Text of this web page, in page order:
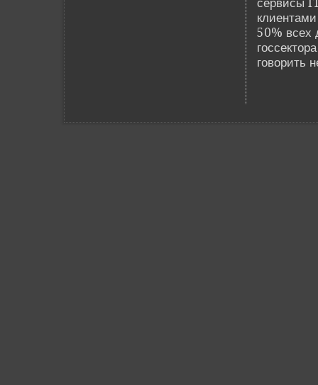
сервисы
50% всех
говорить